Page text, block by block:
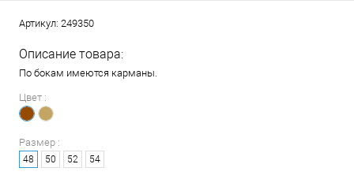
Артикул: 249350
Описание товара:
По бокам имеются карманы.
Цвет :
Размер :
48 50 52 54